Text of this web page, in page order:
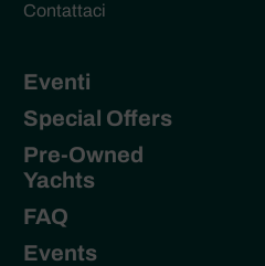
Contattaci
Eventi
Special Offers
Pre-Owned
Yachts
FAQ
Events